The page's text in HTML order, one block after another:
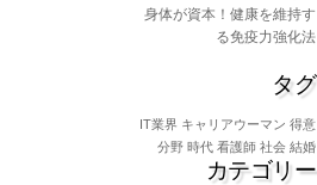
身体が資本！健康を維持す
る免疫力強化法
タグ
IT業界 キャリアウーマン 得意
分野 時代 看護師 社会 結婚
カテゴリー